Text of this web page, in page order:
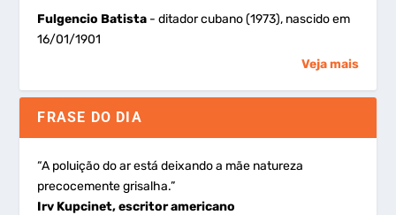
Fulgencio Batista - ditador cubano (1973), nascido em
16/01/1901
Veja mais
FRASE DO DIA
“A poluição do ar está deixando a mãe natureza
precocemente grisalha.”
Irv Kupcinet, escritor americano